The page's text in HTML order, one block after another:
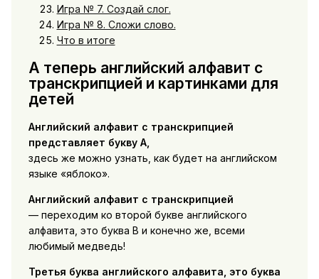
Игра № 7. Создай слог.
Игра № 8. Сложи слово.
Что в итоге
А теперь английский алфавит с
транскрипцией и картинками для
детей
Английский алфавит с транскрипцией
представляет букву А,
здесь же можно узнать, как будет на английском
языке «яблоко».
Английский алфавит с транскрипцией
— переходим ко второй букве английского
алфавита, это буква B и конечно же, всеми
любимый медведь!
Третья буква английского алфавита, это буква